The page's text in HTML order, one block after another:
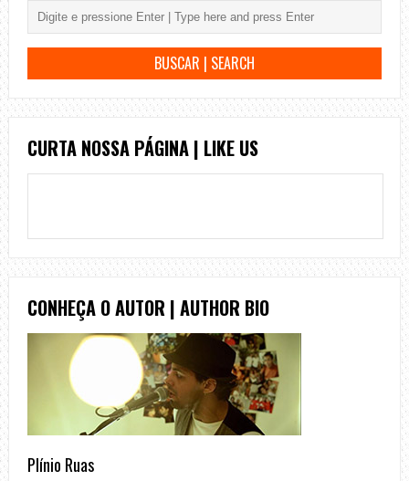
CURTA NOSSA PÁGINA | LIKE US
CONHEÇA O AUTOR | AUTHOR BIO
Plínio Ruas